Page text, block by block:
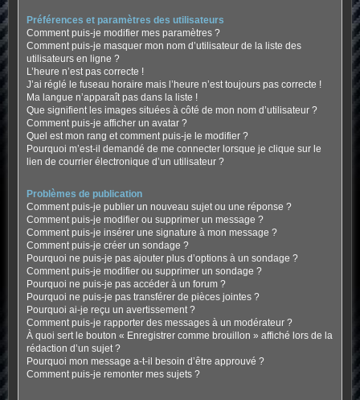
Préférences et paramètres des utilisateurs
Comment puis-je modifier mes paramètres ?
Comment puis-je masquer mon nom d’utilisateur de la liste des
utilisateurs en ligne ?
L’heure n’est pas correcte !
J’ai réglé le fuseau horaire mais l’heure n’est toujours pas correcte !
Ma langue n’apparaît pas dans la liste !
Que signifient les images situées à côté de mon nom d’utilisateur ?
Comment puis-je afficher un avatar ?
Quel est mon rang et comment puis-je le modifier ?
Pourquoi m’est-il demandé de me connecter lorsque je clique sur le
lien de courrier électronique d’un utilisateur ?
Problèmes de publication
Comment puis-je publier un nouveau sujet ou une réponse ?
Comment puis-je modifier ou supprimer un message ?
Comment puis-je insérer une signature à mon message ?
Comment puis-je créer un sondage ?
Pourquoi ne puis-je pas ajouter plus d’options à un sondage ?
Comment puis-je modifier ou supprimer un sondage ?
Pourquoi ne puis-je pas accéder à un forum ?
Pourquoi ne puis-je pas transférer de pièces jointes ?
Pourquoi ai-je reçu un avertissement ?
Comment puis-je rapporter des messages à un modérateur ?
À quoi sert le bouton « Enregistrer comme brouillon » affiché lors de la
rédaction d’un sujet ?
Pourquoi mon message a-t-il besoin d’être approuvé ?
Comment puis-je remonter mes sujets ?